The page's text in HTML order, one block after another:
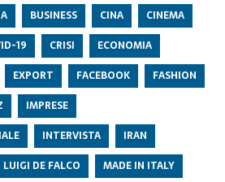
BUSINESS CINA
CINEMA
19 CRISI
ECONOMIA
EXPORT FACEBOOK
FASHION
IMPRESE
INTERVISTA
IRAN
LUIGI DE FALCO
MADE IN ITALY